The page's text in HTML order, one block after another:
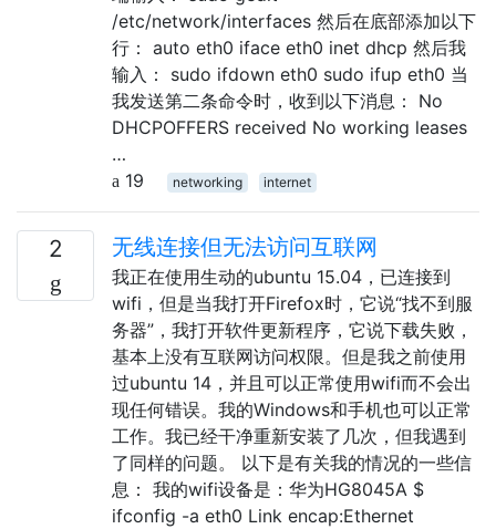
/etc/network/interfaces 然后在底部添加以下
行： auto eth0 iface eth0 inet dhcp 然后我
输入： sudo ifdown eth0 sudo ifup eth0 当
我发送第二条命令时，收到以下消息： No
DHCPOFFERS received No working leases
…
19
networking internet
2 无线连接但无法访问互联网
我正在使用生动的ubuntu 15.04，已连接到
wifi，但是当我打开Firefox时，它说“找不到服
务器”，我打开软件更新程序，它说下载失败，
基本上没有互联网访问权限。但是我之前使用
过ubuntu 14，并且可以正常使用wifi而不会出
现任何错误。我的Windows和手机也可以正常
工作。我已经干净重新安装了几次，但我遇到
了同样的问题。 以下是有关我的情况的一些信
息： 我的wifi设备是：华为HG8045A $
ifconfig -a eth0 Link encap:Ethernet